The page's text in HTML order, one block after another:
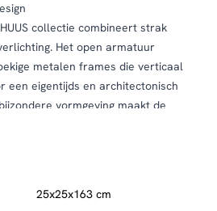
collectie combineert strak
Het open armatuur
metalen frames die verticaal
een eigentijds en architectonisch
vormgeving maakt de
de ruimte. Dankzij het open
25x25x163 cm